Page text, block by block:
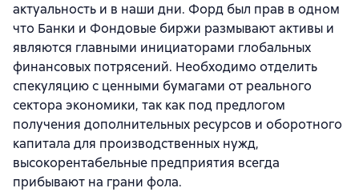
актуальность и в наши дни. Форд был прав в одном
что Банки и Фондовые биржи размывают активы и
являются главными инициаторами глобальных
финансовых потрясений. Необходимо отделить
спекуляцию с ценными бумагами от реального
сектора экономики, так как под предлогом
получения дополнительных ресурсов и оборотного
капитала для производственных нужд,
высокорентабельные предприятия всегда
прибывают на грани фола.